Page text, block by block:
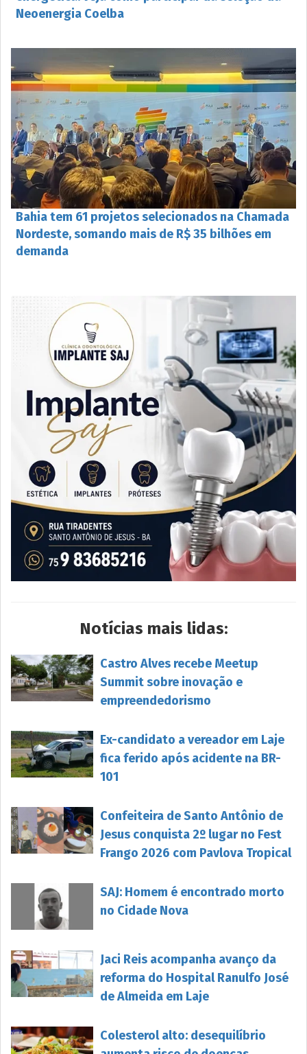
Neoenergia Coelba
Bahia tem 61 projetos selecionados na Chamada
Nordeste, somando mais de R$ 35 bilhões em
demanda
Notícias mais lidas:
Castro Alves recebe Meetup
Summit sobre inovação e
empreendedorismo
Ex-candidato a vereador em Laje
fica ferido após acidente na BR-
101
Confeiteira de Santo Antônio de
Jesus conquista 2º lugar no Fest
Frango 2026 com Pavlova Tropical
SAJ: Homem é encontrado morto
no Cidade Nova
Jaci Reis acompanha avanço da
reforma do Hospital Ranulfo José
de Almeida em Laje
Colesterol alto: desequilíbrio